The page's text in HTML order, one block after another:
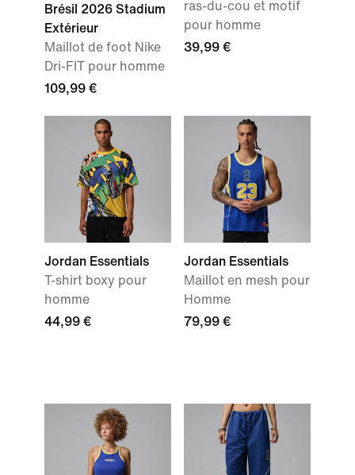
Brésil 2026 Stadium
Extérieur
Maillot de foot Nike
Dri-FIT pour homme
109,99 €
ras-du-cou et motif
pour homme
39,99 €
Jordan Essentials
T-shirt boxy pour
homme
44,99 €
Jordan Essentials
Maillot en mesh pour
Homme
79,99 €